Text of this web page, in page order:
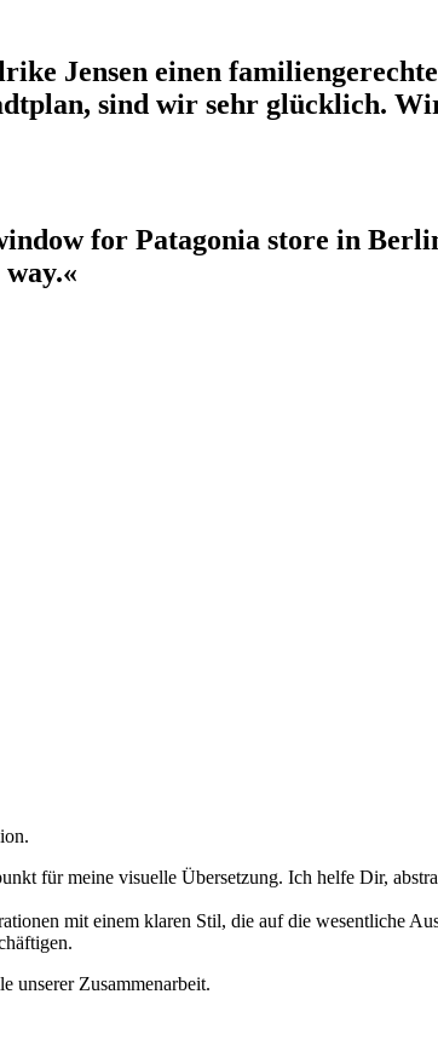
Jensen einen
sind wir sehr glücklich.
for Patagonia store in
für meine visuelle Übersetzung. Ich helfe Dir,
mit einem klaren Stil, die auf die wesentliche
unserer Zusammenarbeit.